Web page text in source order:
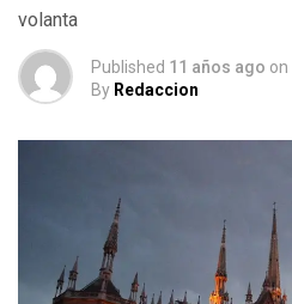
volanta
Published 11 años ago on
By Redaccion